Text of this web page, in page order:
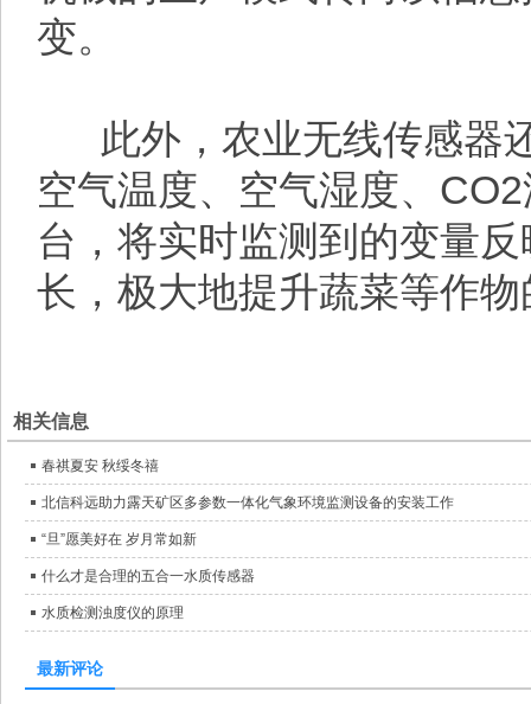
变。
此外，农业无线传感器
空气温度、空气湿度、
台，将实时监测到的变量
长，极大地提升蔬菜等作
相关信息
春祺夏安 秋绥冬禧
北信科远助力露天矿区多参数一体化气象环境监测设备的安装工作
“旦”愿美好在 岁月常如新
什么才是合理的五合一水质传感器
水质检测浊度仪的原理
最新评论